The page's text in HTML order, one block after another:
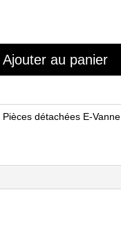
Ajouter au panier
Pièces détachées E-Vanne